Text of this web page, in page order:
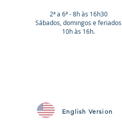
English Version
2ª a 6ª - 8h às 16h30
Sábados, domingos e feriados
10h às 16h.